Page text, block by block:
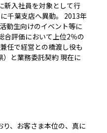
新入社員を対象として行
千葉支店へ異動。 2013年
動生向けのイベント等に
合評価において上位2％の
任で経営との橋渡し役も
と業務委託契約 現在に
、お客さま本位の、真に